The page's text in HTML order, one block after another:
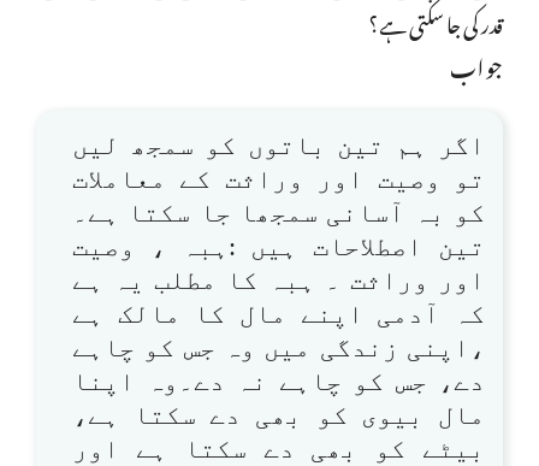
قدر کی جا سکتی ہے؟
جواب
اگر ہم تین باتوں کو سمجھ لیں
تو وصیت اور وراثت کے معاملات
کو بہ آسانی سمجھا جا سکتا ہے۔
تین اصطلاحات ہیں :ہبہ ، وصیت
اور وراثت ۔ ہبہ کا مطلب یہ ہے
کہ آدمی اپنے مال کا مالک ہے
،اپنی زندگی میں وہ جس کو چاہے
دے، جس کو چاہے نہ دے۔وہ اپنا
مال بیوی کو بھی دے سکتا ہے،
بیٹے کو بھی دے سکتا ہے اور